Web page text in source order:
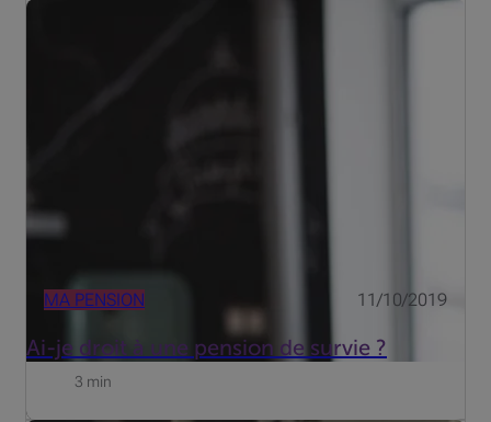
MA PENSION 11/10/2019
Ai-je droit à une pension de survie ?
Le montant de la pension de survie que vous touchez en
3 min